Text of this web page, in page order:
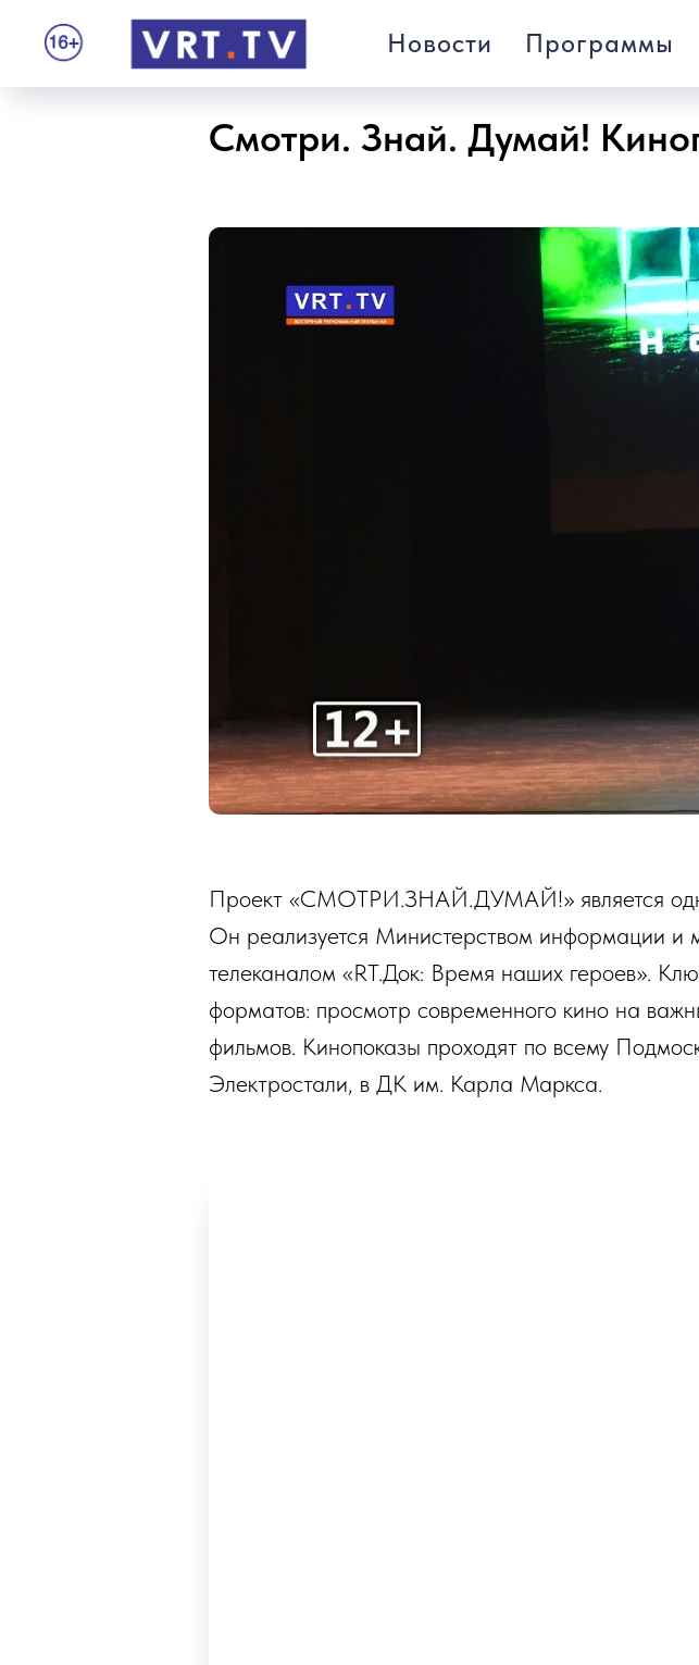
Новости Программы
Смотри. Знай. Думай!
Проект «СМОТРИ.ЗНАЙ.ДУМАЙ!» является
Он реализуется Министерством информации и
телеканалом «RT.Док: Время наших героев».
форматов: просмотр современного кино на
фильмов. Кинопоказы проходят по всему
Электростали, в ДК им. Карла Маркса.